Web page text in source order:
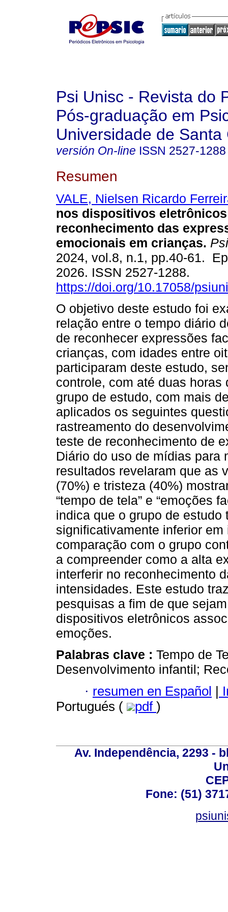
Psi Unisc - Revista do
Pós-graduação em
Universidade de Santa
versión On-line ISSN 2527-1288
Resumen
VALE, Nielsen Ricardo
nos dispositivos
reconhecimento das
emocionais em crianças.
2024, vol.8, n.1, pp.40-61.
2026. ISSN 2527-1288.
https://doi.org/10.17058/
O objetivo deste estudo foi
relação entre o tempo diário
de reconhecer expressões
crianças, com idades entre
participaram deste estudo,
controle, com até duas
grupo de estudo, com mais
aplicados os seguintes
rastreamento do
teste de reconhecimento de
Diário do uso de mídias para
resultados revelaram que as
(70%) e tristeza (40%)
“tempo de tela” e “emoções
indica que o grupo de estudo
significativamente inferior
comparação com o grupo
a compreender como a alta
interferir no reconhecimento
intensidades. Este estudo
pesquisas a fim de que
dispositivos eletrônicos
emoções.
Palabras clave : Tempo de
Desenvolvimento infantil;
· resumen en Español |
Portugués (
pdf )
Av. Independência, 2293 -
Fone: (51)